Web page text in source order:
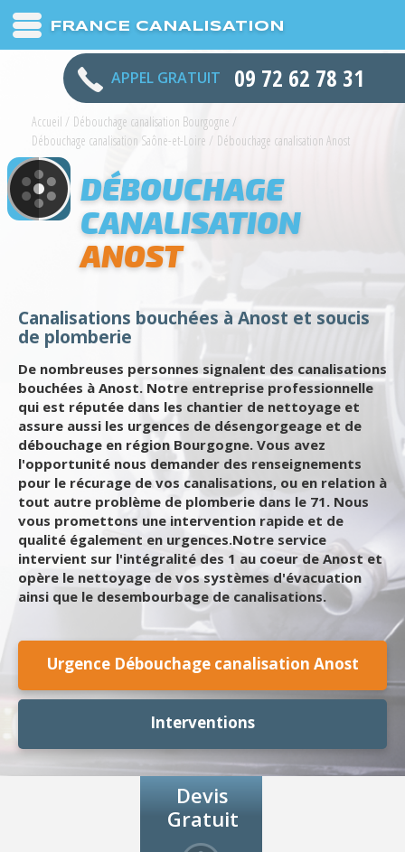
FRANCE CANALISATION
APPEL GRATUIT 09 72 62 78 31
Accueil / Débouchage canalisation Bourgogne /
Débouchage canalisation Saône-et-Loire / Débouchage canalisation Anost
DÉBOUCHAGE
CANALISATION
ANOST
Canalisations bouchées à Anost et soucis
de plomberie
De nombreuses personnes signalent des canalisations
bouchées à Anost. Notre entreprise professionnelle
qui est réputée dans les chantier de nettoyage et
assure aussi les urgences de désengorgeage et de
débouchage en région Bourgogne. Vous avez
l'opportunité nous demander des renseignements
pour le récurage de vos canalisations, ou en relation à
tout autre problème de plomberie dans le 71. Nous
vous promettons une intervention rapide et de
qualité également en urgences.Notre service
intervient sur l'intégralité des 1 au coeur de Anost et
opère le nettoyage de vos systèmes d'évacuation
ainsi que le desembourbage de canalisations.
Urgence Débouchage canalisation Anost
Interventions
Devis
Gratuit